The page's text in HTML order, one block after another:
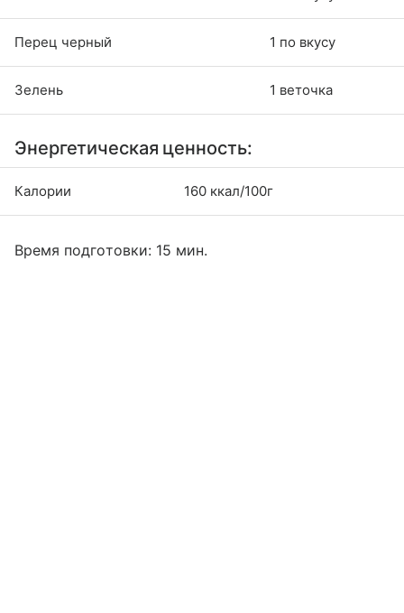
Перец черный 1 по вкусу
Зелень 1 веточка
Энергетическая ценность:
Калории 160 ккал/100г
Время подготовки: 15 мин.